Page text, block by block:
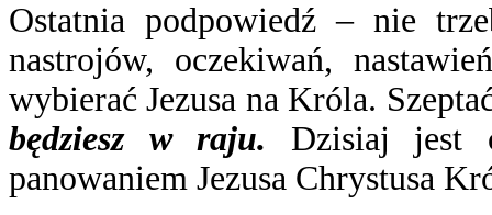
Ostatnia podpowiedź – nie
nastrojów, oczekiwań,
wybierać Jezusa na Króla.
będziesz w raju. Dzisiaj jest
panowaniem Jezusa Chrystusa